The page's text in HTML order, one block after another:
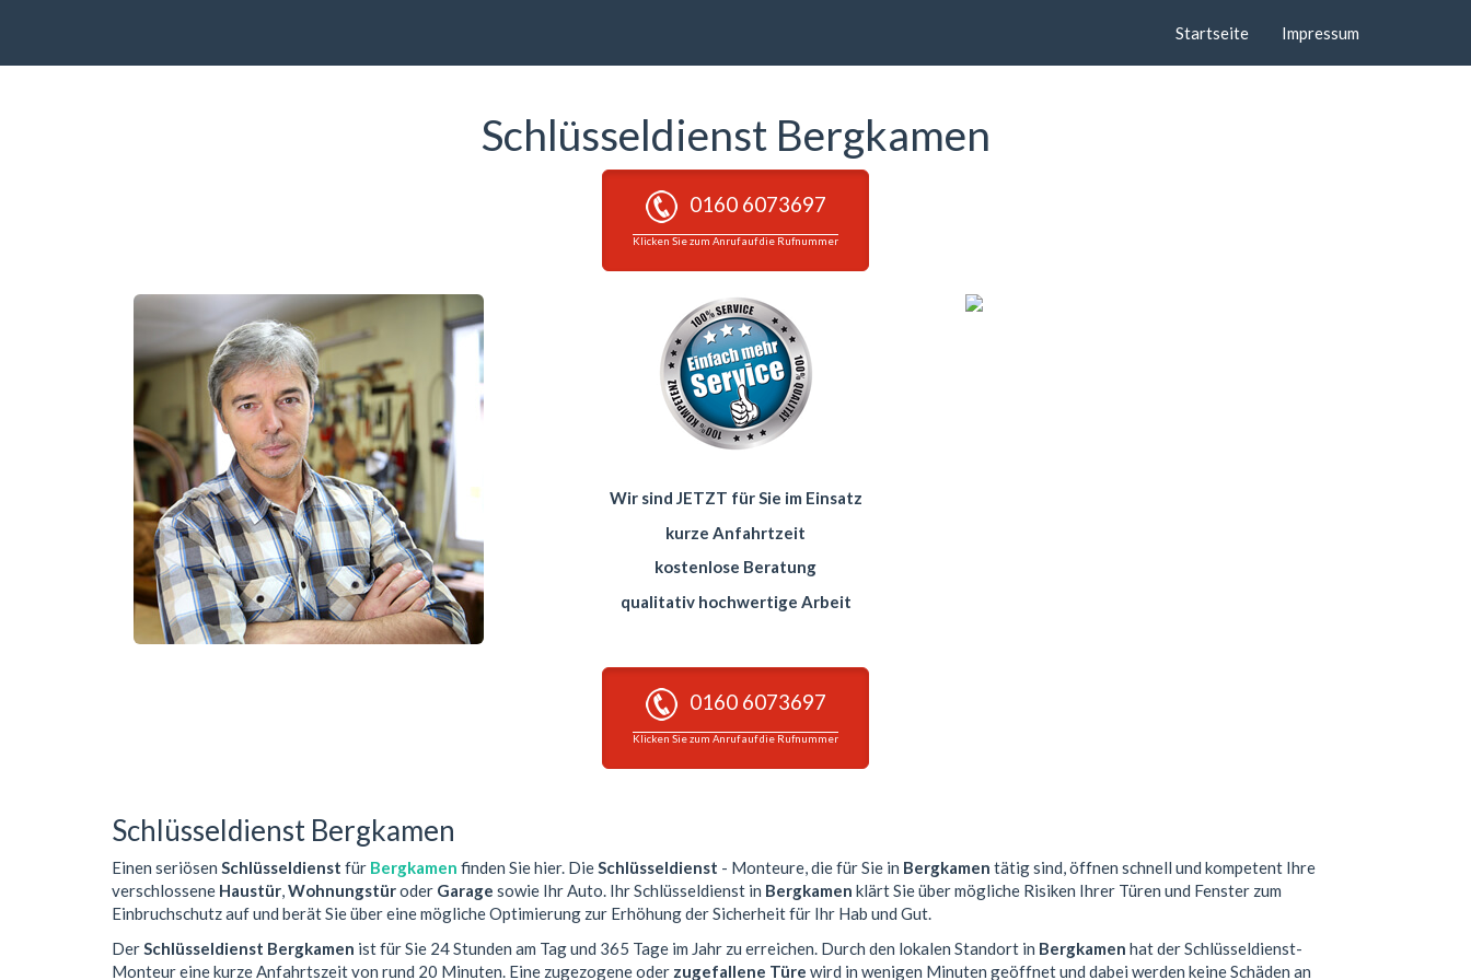
Startseite Impressum
Schlüsseldienst Bergkamen
0160 6073697
Klicken Sie zum Anruf auf die Rufnummer
Wir sind JETZT für Sie im Einsatz
kurze Anfahrtzeit
kostenlose Beratung
qualitativ hochwertige Arbeit
0160 6073697
Klicken Sie zum Anruf auf die Rufnummer
Schlüsseldienst Bergkamen
Einen seriösen Schlüsseldienst für Bergkamen finden Sie hier. DieSchlüsseldienst - Monteure, die für Sie in Bergkamen tätig sind, öffnen schnell und kompetent Ihre
verschlossene Haustür,Wohnungstüroder Garage sowie Ihr Auto. Ihr Schlüsseldienst in Bergkamen klärt Sie über mögliche Risiken Ihrer Türen und Fenster zum
Einbruchschutz auf und berät Sie über eine mögliche Optimierung zur Erhöhung der Sicherheit für Ihr Hab und Gut.
DerSchlüsseldienst Bergkamen ist für Sie 24 Stunden am Tag und 365 Tage im Jahr zu erreichen. Durch den lokalen Standort in Bergkamen hat der Schlüsseldienst-
Monteur eine kurze Anfahrtszeit von rund 20 Minuten. Eine zugezogene oder zugefallene Türe wird in wenigen Minuten geöffnet und dabei werden keine Schäden an